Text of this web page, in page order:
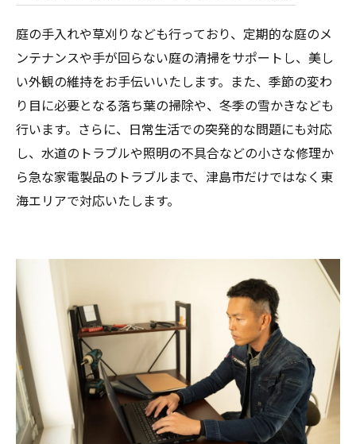
庭の手入れや草刈りなども行っており、定期的な庭のメ
ンテナンスや手が回らない庭の清掃をサポートし、美し
い外観の維持をお手伝いいたします。また、季節の変わ
り目に必要となる落ち葉の掃除や、冬季の雪かきなども
行います。さらに、日常生活での突発的な問題にも対応
し、水道のトラブルや照明の不具合などの小さな修理か
ら急な家電製品のトラブルまで、津島市だけではなく東
海エリアで対応いたします。